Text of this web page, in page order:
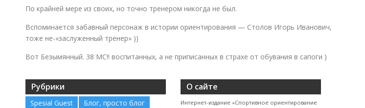
По крайней мере из своих, но точно тренером никогда не был.
Вспоминается забавный персонаж в истории ориентирования — Столов Игорь Иванович,
тоже не-«заслуженный тренер» ))
Вот Безымянный. 38 МС!! воспитанных, а не приписанных в страхе от обувания в сапоги )
Рубрики
Spesial Guest
Блог, просто блог
О сайте
Интернет-издание «Спортивное ориентирование